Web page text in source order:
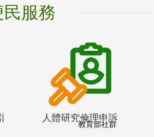
民服務
人體研究倫理申訴
教育部社群